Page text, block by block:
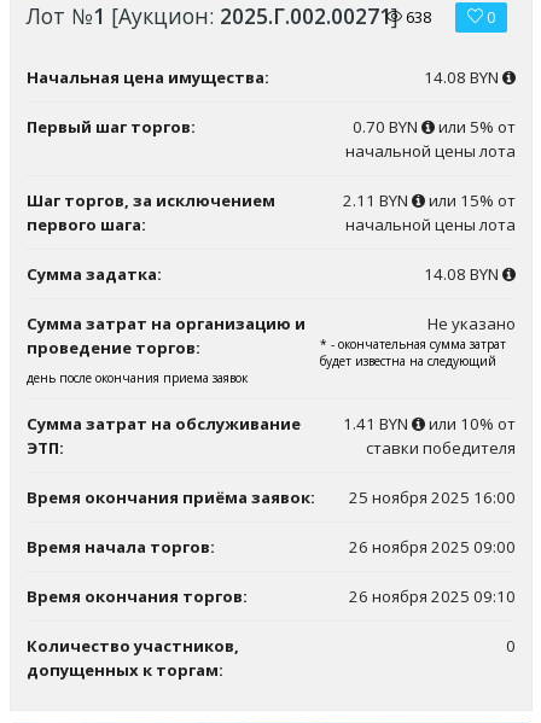
Лот №1 [Аукцион: 2025.Г.002.00271] 638 0
Начальная цена имущества: 14.08 BYN
Первый шаг торгов: 0.70 BYN
или 5% от
начальной цены лота
Шаг торгов, за исключением
первого шага:
2.11 BYN
или 15% от
начальной цены лота
Сумма задатка: 14.08 BYN
Сумма затрат на организацию и
проведение торгов:
Не указано
* - окончательная сумма затрат
будет известна на следующий
день после окончания приема заявок
Сумма затрат на обслуживание
ЭТП:
1.41 BYN
или 10% от
ставки победителя
Время окончания приёма заявок: 25 ноября 2025 16:00
Время начала торгов: 26 ноября 2025 09:00
Время окончания торгов: 26 ноября 2025 09:10
Количество участников,
допущенных к торгам:
0